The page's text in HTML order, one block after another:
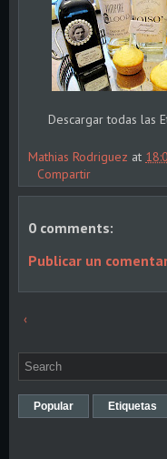
Descargar todas las
Mathias Rodriguez at
Compartir
0 comments:
Publicar un
‹
Popular Etiquetas